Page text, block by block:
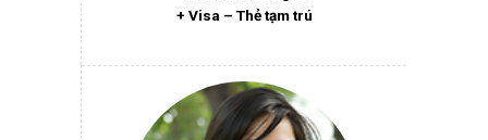
+ Visa – Thẻ tạm trú